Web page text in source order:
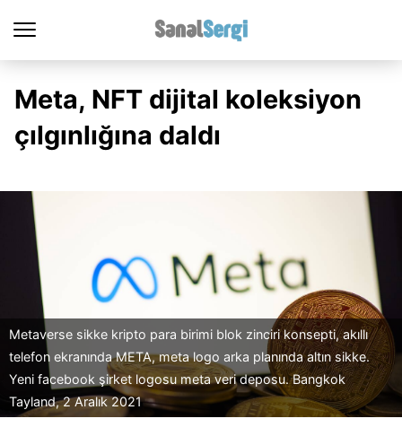
Meta, NFT dijital koleksiyon
çılgınlığına daldı
Metaverse sikke kripto para birimi blok zinciri konsepti, akıllı
telefon ekranında META, meta logo arka planında altın sikke.
Yeni facebook şirket logosu meta veri deposu. Bangkok
Tayland, 2 Aralık 2021